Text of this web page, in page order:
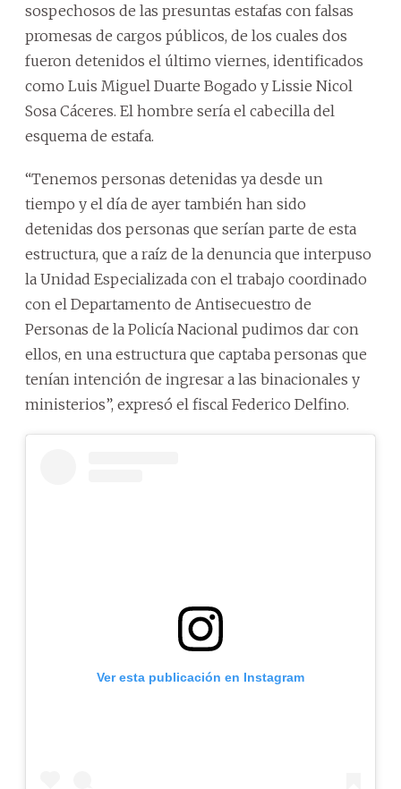
sospechosos de las presuntas estafas con falsas
promesas de cargos públicos, de los cuales dos
fueron detenidos el último viernes, identificados
como Luis Miguel Duarte Bogado y Lissie Nicol
Sosa Cáceres. El hombre sería el cabecilla del
esquema de estafa.
“Tenemos personas detenidas ya desde un
tiempo y el día de ayer también han sido
detenidas dos personas que serían parte de esta
estructura, que a raíz de la denuncia que interpuso
la Unidad Especializada con el trabajo coordinado
con el Departamento de Antisecuestro de
Personas de la Policía Nacional pudimos dar con
ellos, en una estructura que captaba personas que
tenían intención de ingresar a las binacionales y
ministerios”, expresó el fiscal Federico Delfino.
Ver esta publicación en Instagram